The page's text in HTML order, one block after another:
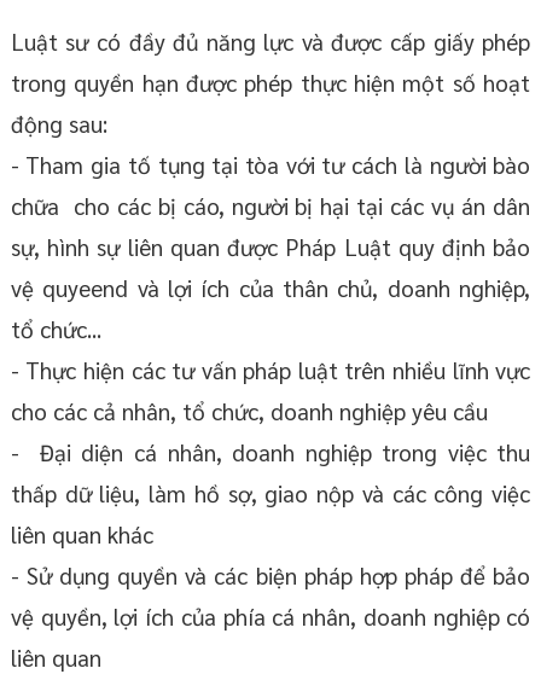
Luật sư có đầy đủ năng lực và được cấp giấy phép
trong quyền hạn được phép thực hiện một số hoạt
động sau:
- Tham gia tố tụng tại tòa với tư cách là người bào
chữa cho các bị cáo, người bị hại tại các vụ án dân
sự, hình sự liên quan được Pháp Luật quy định bảo
vệ quyeend và lợi ích của thân chủ, doanh nghiệp,
tổ chức...
- Thực hiện các tư vấn pháp luật trên nhiều lĩnh vực
cho các cả nhân, tổ chức, doanh nghiệp yêu cầu
- Đại diện cá nhân, doanh nghiệp trong việc thu
thấp dữ liệu, làm hồ sợ, giao nộp và các công việc
liên quan khác
- Sử dụng quyền và các biện pháp hợp pháp để bảo
vệ quyền, lợi ích của phía cá nhân, doanh nghiệp có
liên quan